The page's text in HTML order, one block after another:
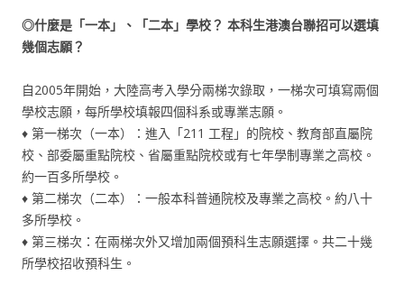
◎什麼是「一本」、「二本」學校？ 本科生港澳台聯招可以選填
幾個志願？
自2005年開始，大陸高考入學分兩梯次錄取，一梯次可填寫兩個
學校志願，每所學校填報四個科系或專業志願。
♦ 第一梯次（一本）：進入「211 工程」的院校、教育部直屬院
校、部委屬重點院校、省屬重點院校或有七年學制專業之高校。
約一百多所學校。
♦ 第二梯次（二本）：一般本科普通院校及專業之高校。約八十
多所學校。
♦ 第三梯次：在兩梯次外又增加兩個預科生志願選擇。共二十幾
所學校招收預科生。